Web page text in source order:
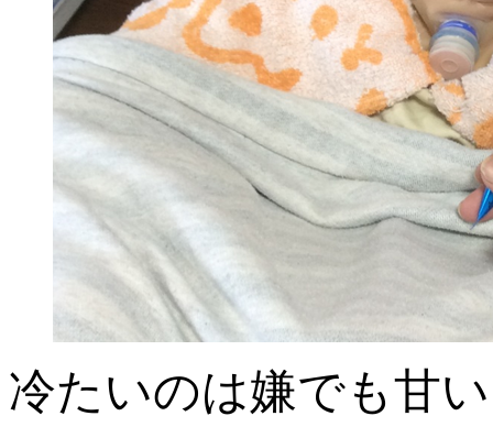
冷たいのは嫌でも甘